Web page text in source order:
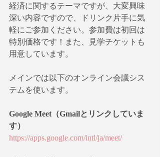
経済に関するテーマですが、大変興味
深い内容ですので、ドリンク片手に気
軽にご参加ください。参加費は初回は
特別価格です！また、見学チケットも
用意しています。
メインでは以下のオンライン会議シス
テムを使います。
Google Meet（Gmailとリンクしていま
す）
https://apps.google.com/intl/ja/meet/